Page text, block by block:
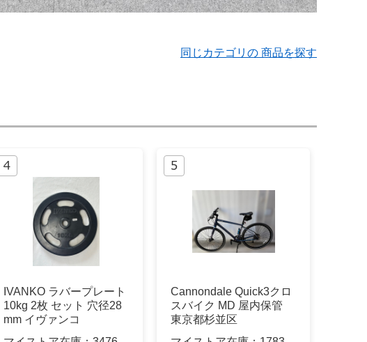
同じカテゴリの 商品を探す
IVANKO ラバープレート
10kg 2枚 セット 穴径28
mm イヴァンコ
Cannondale Quick3クロ
スバイク MD 屋内保管
東京都杉並区